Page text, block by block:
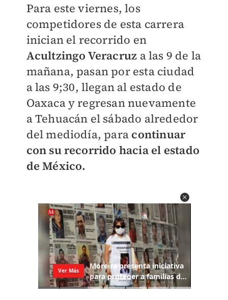
Para este viernes, los
competidores de esta carrera
inician el recorrido en
Acultzingo Veracruz a las 9 de la
mañana, pasan por esta ciudad
a las 9;30, llegan al estado de
Oaxaca y regresan nuevamente
a Tehuacán el sábado alrededor
del mediodía, para continuar
con su recorrido hacia el estado
de México.